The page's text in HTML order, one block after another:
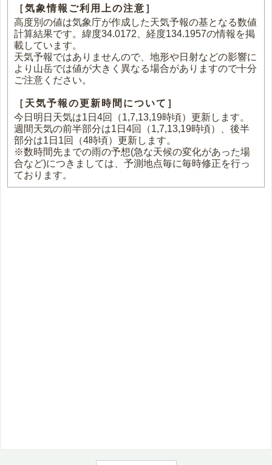
［気象情報ご利用上の注意］
高度別の値は気象庁が作成した天気予報の基となる数値
計算結果です。緯度34.0172、経度134.1957の情報を掲
載しています。
天気予報ではありませんので、地形や日射などの影響に
より山岳では値が大きく異なる場合がありますので十分
ご注意ください。
［天気予報の更新時間について］
今日明日天気は1日4回（1,7,13,19時頃）更新します。
週間天気の前半部分は1日4回（1,7,13,19時頃）、後半
部分は1日1回（4時頃）更新します。
※数時間先までの雨の予想(急な天候の変化があった場
合など)につきましては、予測地点毎に毎時修正を行っ
ております。